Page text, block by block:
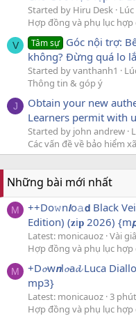
Started by Hiru Desk
Hợp đồng và phụ lục hợp
V Tâm sự Góc nội trợ:
không? Đừng quá lo
Started by vanthanh1
Thông tin & góp ý
J
Obtain your new
Learners permit with
Started by john andrew
Các vấn đề về bảo hiểm
Những bài mới nhất
M
++Do𝚠n𝙡o𝚊𝗱 Black
Edition) (𝐳i𝐩 2026)
Latest: monicauoz Vài
Hợp đồng và phụ lục hợp
M
+D𝓸w𝙣l𝓸a𝓭 Luca
mp3}
Latest: monicauoz 3
Hợp đồng và phụ lục hợp